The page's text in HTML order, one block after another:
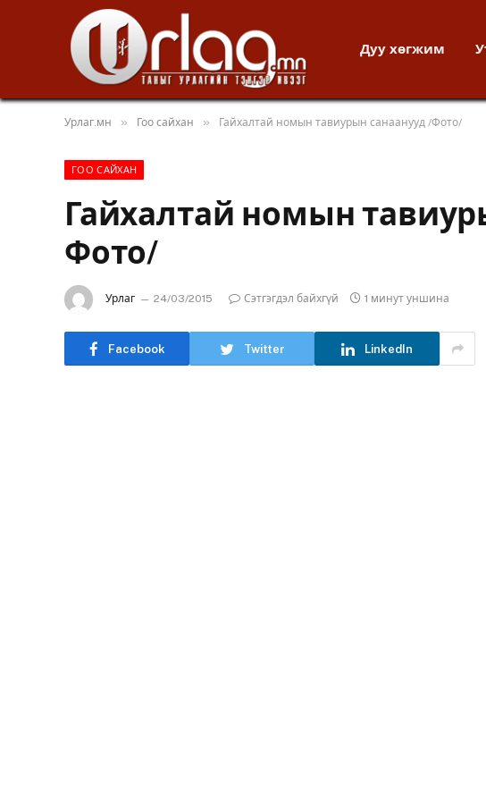
Дуу хөгжим
Урлаг.мн » Гоо сайхан » Гайхалтай номын тавиурын санаанууд /Фото/
ГОО САЙХАН
Гайхалтай номын
Фото/
Урлаг 24/03/2015 Сэтгэгдэл байхгүй 1 минут уншина
Facebook Twitter LinkedIn